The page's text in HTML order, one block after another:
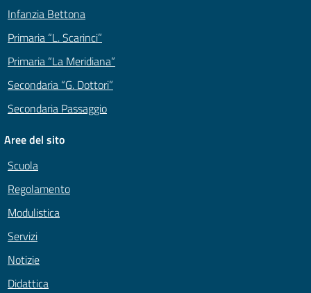
Infanzia Bettona
Primaria “L. Scarinci”
Primaria “La Meridiana”
Secondaria “G. Dottori”
Secondaria Passaggio
Aree del sito
Scuola
Regolamento
Modulistica
Servizi
Notizie
Didattica